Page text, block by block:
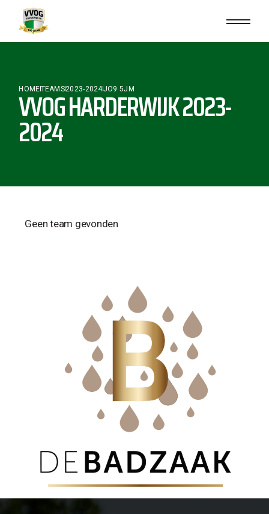
HOMETEAMS2023-2024JO9 5JM
VVOG HARDERWIJK 2023-
2024
Geen team gevonden